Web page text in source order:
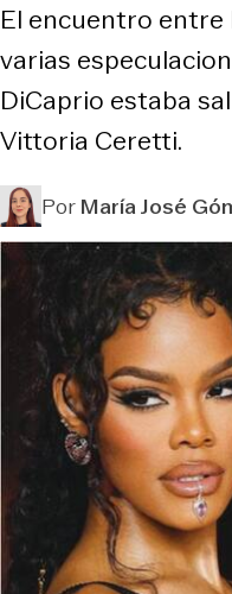
El encuentro
varias
DiCaprio estaba
Vittoria Ceretti.
PorMaría José